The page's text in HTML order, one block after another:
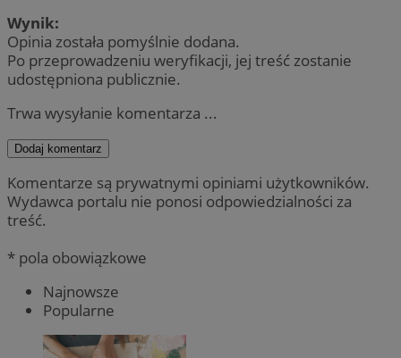
Wynik:
Opinia została pomyślnie dodana.
Po przeprowadzeniu weryfikacji, jej treść zostanie
udostępniona publicznie.
Trwa wysyłanie komentarza ...
Dodaj komentarz
Komentarze są prywatnymi opiniami użytkowników.
Wydawca portalu nie ponosi odpowiedzialności za
treść.
* pola obowiązkowe
Najnowsze
Popularne